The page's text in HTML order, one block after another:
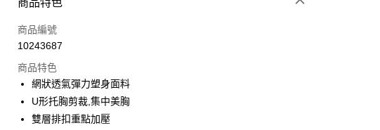
信用卡一次付款
3 期 0 利率 每期 NT$496
合作金庫商業銀行
華南商業銀行
超商取貨付款
商品特色
商品編號
10243687
商品特色
網狀透氣彈力塑身面料
U形托胸剪裁,集中美胸
雙層排扣重點加壓